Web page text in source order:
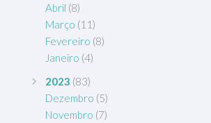
Abril (8)
Março (11)
Fevereiro (8)
Janeiro (4)
2023 (83)
Dezembro (5)
Novembro (7)